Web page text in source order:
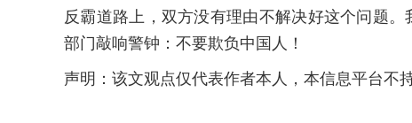
反霸道路上，双方没有理由不解决好这个问题
部门敲响警钟：不要欺负中国人！
声明：该文观点仅代表作者本人，本信息平台不